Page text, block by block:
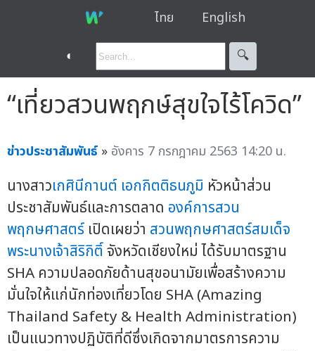
ไทย English
◐ 🔍︎
“เที่ยวสวนพฤกษ์สุขใจไร้โควิด”
ข่าวประชาสัมพันธ์ » อังคาร 7 กรกฎาคม 2563 14:20 น.
นางสาวเกศินีกานต์ เอกกิตติธนภูมิ หัวหน้าส่วน
ประชาสัมพันธ์และการตลาด องค์การสวน
พฤกษศาสตร์ เปิดเผยว่า สวนพฤกษศาสตร์สมเด็จ
พระนางเจ้าสิริกิติ์ จังหวัดเชียงใหม่ ได้รับมาตรฐาน
SHA ความปลอดภัยด้านสุขอนามัยเพื่อสร้างความ
มั่นใจให้แก่นักท่องเที่ยวโดย SHA (Amazing
Thailand Safety & Health Administration)
เป็นแนวทางปฏิบัติที่ดีซึ่งเกิดจากมาตรการความ